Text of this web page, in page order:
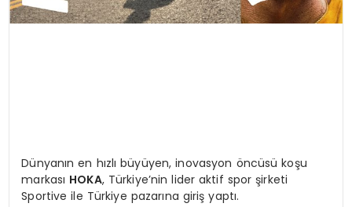
Dünyanın en hızlı büyüyen, inovasyon öncüsü koşu
markası HOKA, Türkiye’nin lider aktif spor şirketi
Sportive ile Türkiye pazarına giriş yaptı.